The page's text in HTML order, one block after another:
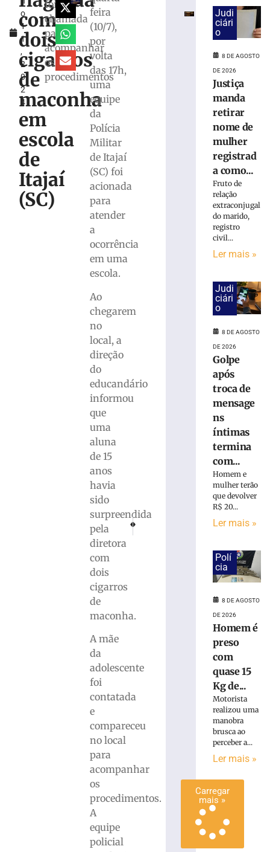
o
1
1
,
2
0
2
4
com
dois
cigarros
de
maconha
em
escola
de
Itajaí
(SC)
foi
chamada
para
acompanhar
os
procedimentos
feira
(10/7),
por
volta
das 17h,
uma
equipe
da
Polícia
Militar
de Itajaí
(SC) foi
acionada
para
atender
a
ocorrência
em uma
escola.
Ao
chegarem
no
local, a
direção
do
educandário
informou
que
uma
aluna
de 15
anos
havia
sido
surpreendida
pela
diretora
com
dois
cigarros
de
maconha.
A mãe
da
adolescente
foi
contatada
e
compareceu
no local
para
acompanhar
os
procedimentos.
A
equipe
policial
ANTERIOR
PRÓXIMO
exige
transferências
bancárias
apresentar
problemas
Homem
tropeça
calçada,
atropelado
maconha
Blumenau
Carregar
mais »
Judi
ciári
o
8 DE AGOSTO
DE 2026
Justiça
manda
retirar
nome de
mulher
registrad
a como...
Fruto de
relação
extraconjugal
do marido,
registro
civil...
Ler mais »
Judi
ciári
o
8 DE AGOSTO
DE 2026
Golpe
após
troca de
mensage
ns
íntimas
termina
com...
Homem e
mulher terão
que devolver
R$ 20...
Ler mais »
Polí
cia
8 DE AGOSTO
DE 2026
Homem é
preso
com
quase 15
Kg de...
Motorista
realizou uma
manobra
brusca ao
perceber a...
Ler mais »